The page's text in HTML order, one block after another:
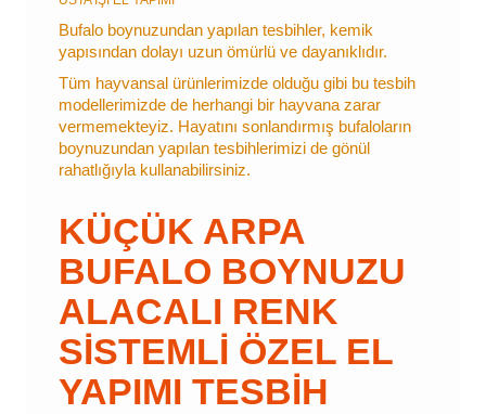
Bufalo boynuzundan yapılan tesbihler, kemik
yapısından dolayı uzun ömürlü ve dayanıklıdır.
Tüm hayvansal ürünlerimizde olduğu gibi bu tesbih
modellerimizde de herhangi bir hayvana zarar
vermemekteyiz. Hayatını sonlandırmış bufaloların
boynuzundan yapılan tesbihlerimizi de gönül
rahatlığıyla kullanabilirsiniz.
KÜÇÜK ARPA
BUFALO BOYNUZU
ALACALI RENK
SİSTEMLİ ÖZEL EL
YAPIMI TESBİH